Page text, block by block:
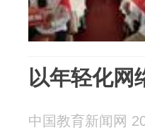
以年轻化网
中国教育新闻网